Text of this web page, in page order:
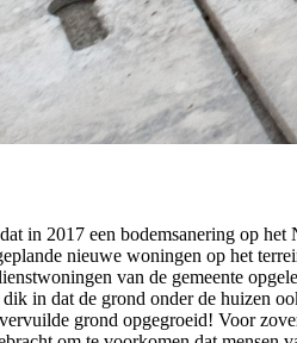
in 2017 een bodemsanering op
nieuwe woningen op het
van de gemeente
in dat de grond onder de huizen
grond opgegroeid! Voor